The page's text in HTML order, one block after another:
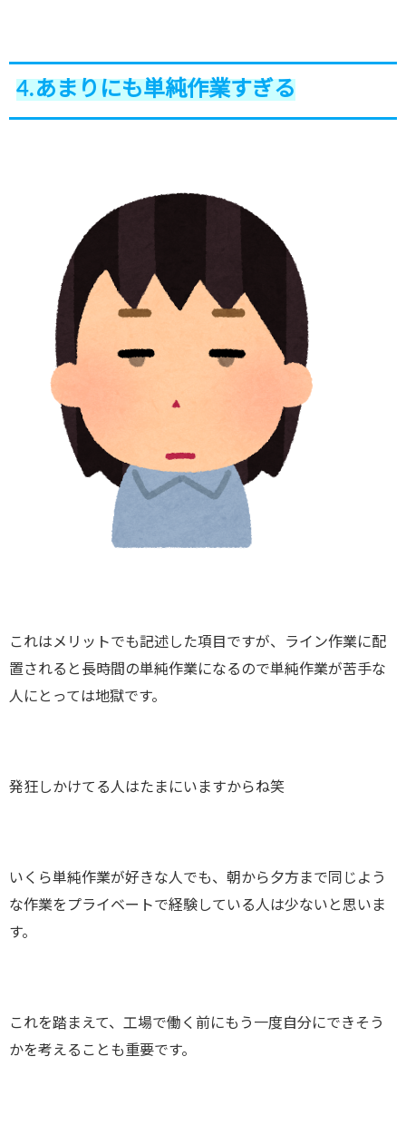
4.あまりにも単純作業すぎる
これはメリットでも記述した項目ですが、ライン作業に配
置されると長時間の単純作業になるので単純作業が苦手な
人にとっては地獄です。
発狂しかけてる人はたまにいますからね笑
いくら単純作業が好きな人でも、朝から夕方まで同じよう
な作業をプライベートで経験している人は少ないと思いま
す。
これを踏まえて、工場で働く前にもう一度自分にできそう
かを考えることも重要です。